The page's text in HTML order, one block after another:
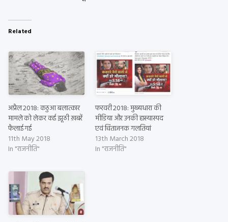
Related
अप्रैल 2018: कठुआ बलात्कार
मामले को लेकर कई झूठी ख़बरें
फैलाई गई
11th May 2018
In "राजनीति"
फरवरी 2018: मुख्यधारा की
मीडिया और उनकी हास्यास्पद
एवं चिंताजनक गलतियां
13th March 2018
In "राजनीति"